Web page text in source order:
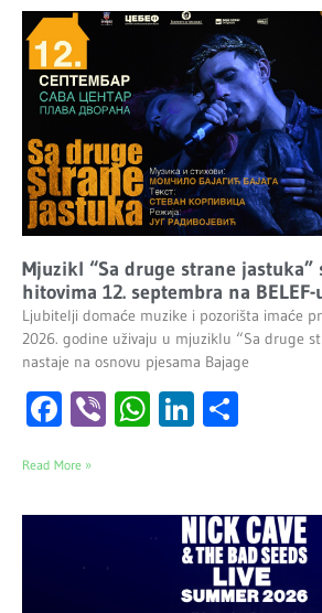
Mjuzikl “Sa druge strane jastuka”
hitovima 12. septembra na BELEF-
Ljubitelji domaće muzike i pozorišta imaće
2026. godine uživaju u mjuziklu “Sa druge
nastaje na osnovu pjesama Bajage
Facebook
ViberWhatsApp
LinkedIn
Read More »